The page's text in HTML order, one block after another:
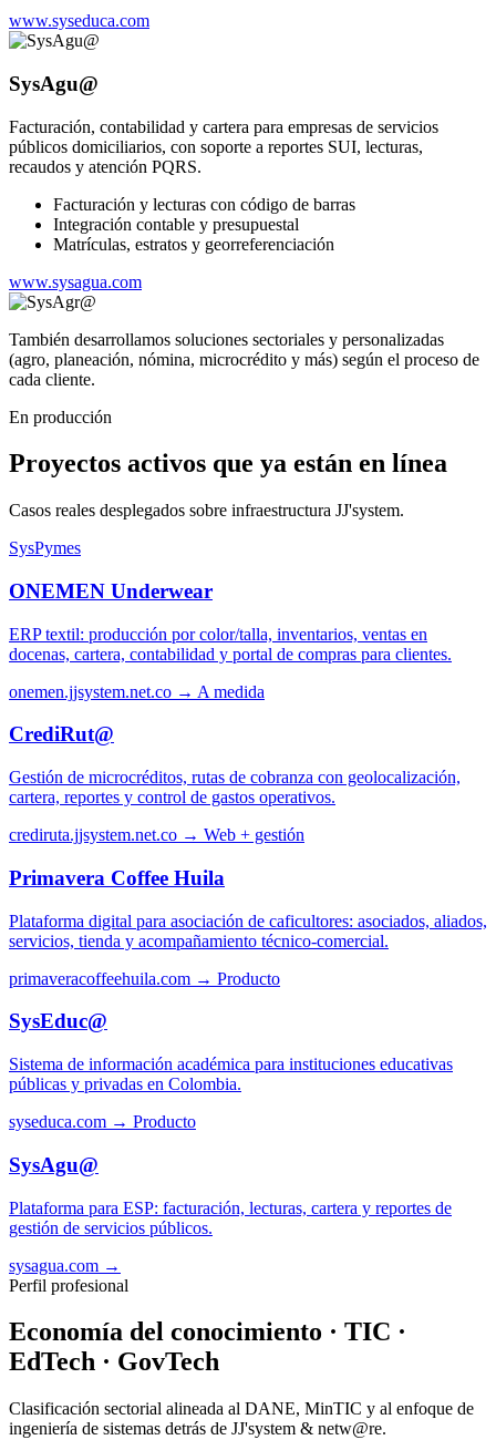
www.syseduca.com
SysAgu@
Facturación, contabilidad y cartera para empresas de servicios
públicos domiciliarios, con soporte a reportes SUI, lecturas,
recaudos y atención PQRS.
Facturación y lecturas con código de barras
Integración contable y presupuestal
Matrículas, estratos y georreferenciación
www.sysagua.com
También desarrollamos soluciones sectoriales y personalizadas
(agro, planeación, nómina, microcrédito y más) según el proceso de
cada cliente.
En producción
Proyectos activos que ya están en línea
Casos reales desplegados sobre infraestructura JJ'system.
SysPymes
ONEMEN Underwear
ERP textil: producción por color/talla, inventarios, ventas en
docenas, cartera, contabilidad y portal de compras para clientes.
onemen.jjsystem.net.co → A medida
CrediRut@
Gestión de microcréditos, rutas de cobranza con geolocalización,
cartera, reportes y control de gastos operativos.
crediruta.jjsystem.net.co → Web + gestión
Primavera Coffee Huila
Plataforma digital para asociación de caficultores: asociados, aliados,
servicios, tienda y acompañamiento técnico-comercial.
primaveracoffeehuila.com → Producto
SysEduc@
Sistema de información académica para instituciones educativas
públicas y privadas en Colombia.
syseduca.com → Producto
SysAgu@
Plataforma para ESP: facturación, lecturas, cartera y reportes de
gestión de servicios públicos.
sysagua.com →
Perfil profesional
Economía del conocimiento · TIC ·
EdTech · GovTech
Clasificación sectorial alineada al DANE, MinTIC y al enfoque de
ingeniería de sistemas detrás de JJ'system & netw@re.